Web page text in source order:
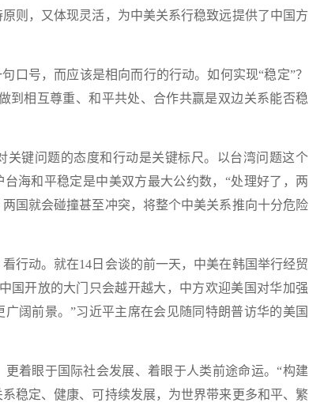
则，又体现灵活，为中美关系行稳致远提供了中国方
号，而应该是相向而行的行动。如何实现“稳定”？
到相互尊重、和平共处、合作共赢是双边关系能否稳
键问题的态度和行动是关键标尺。以台湾问题这个
海和平稳定是中美双方最大公约数，“处理好了，两
国就会碰撞甚至冲突，将整个中美关系推向十分危险
动。就在14日会谈的前一天，中美在韩国举行经贸
国开放的大门只会越开越大，中方欢迎美国对华加强
阔前景。”习近平主席在会见随同特朗普访华的美国
眼于国际社会发展、着眼于人类前途命运。“构建
稳定、健康、可持续发展，为世界带来更多和平、繁